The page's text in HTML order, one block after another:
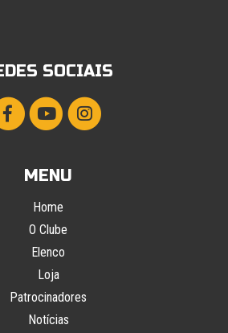
SOCIAIS
MENU
Home
O Clube
Elenco
Loja
Patrocinadores
Notícias